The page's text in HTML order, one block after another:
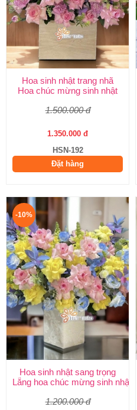
Hoa sinh nhật trang nhã
Hoa chúc mừng sinh nhật
1.500.000 đ
1.350.000 đ
HSN-192
Đặt hàng
-10%
Hoa sinh nhật sang trọng
Lẵng hoa chúc mừng sinh nhật
1.200.000 đ